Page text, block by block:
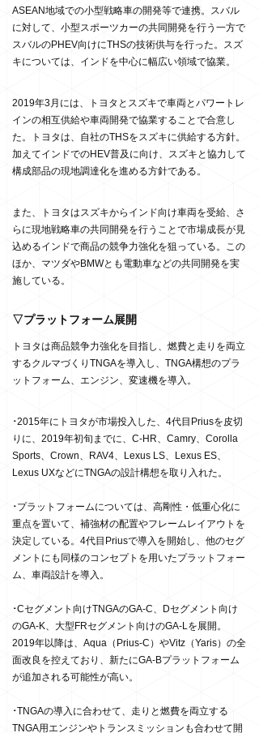
ASEAN地域での小型戦略車の開発等で連携。スバル
に対して、小型スポーツカーの共同開発を行う一方で
スバルのPHEV向けにTHSの技術供与を行った。スズ
キについては、インドを中心に幅広い領域で協業。
2019年3月には、トヨタとスズキで車両とパワートレ
インの相互供給や車両開発で協業することで合意し
た。トヨタは、自社のTHSをスズキに供給する方針。
加えてインドでのHEV普及に向け、スズキと協力して
構成部品の現地調達化を進める方針である。
また、トヨタはスズキからインド向け車両を受給、さ
らに現地戦略車の共同開発を行うことで市場成長が見
込めるインドで商品の競争力強化を狙っている。この
ほか、マツダやBMWとも電動車などの共同開発を実
施している。
▽プラットフォーム展開
トヨタは商品競争力強化を目指し、燃費と走りを両立
するクルマづくりTNGAを導入し、TNGA構想のプラ
ットフォーム、エンジン、変速機を導入。
･2015年にトヨタが市場投入した、4代目Priusを皮切
りに、2019年初旬までに、C-HR、Camry、Corolla
Sports、Crown、RAV4、Lexus LS、Lexus ES、
Lexus UXなどにTNGAの設計構想を取り入れた。
･プラットフォームについては、高剛性・低重心化に
重点を置いて、補強材の配置やフレームレイアウトを
決定している。4代目Priusで導入を開始し、他のセグ
メントにも同様のコンセプトを用いたプラットフォー
ム、車両設計を導入。
･Cセグメント向けTNGAのGA-C、Dセグメント向け
のGA-K、大型FRセグメント向けのGA-Lを展開。
2019年以降は、Aqua（Prius-C）やVitz（Yaris）の全
面改良を控えており、新たにGA-Bプラットフォーム
が追加される可能性が高い。
･TNGAの導入に合わせて、走りと燃費を両立する
TNGA用エンジンやトランスミッションも合わせて開